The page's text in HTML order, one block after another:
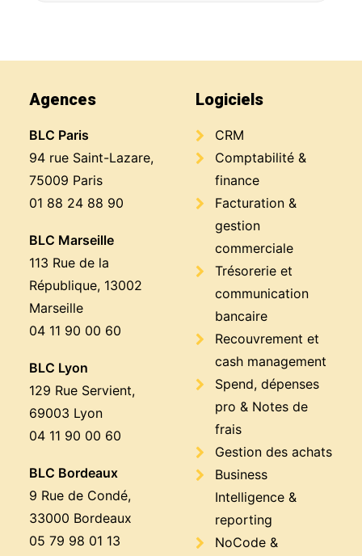
Agences
BLC Paris
94 rue Saint-Lazare,
75009 Paris
01 88 24 88 90
BLC Marseille
113 Rue de la
République, 13002
Marseille
04 11 90 00 60
BLC Lyon
129 Rue Servient,
69003 Lyon
04 11 90 00 60
BLC Bordeaux
9 Rue de Condé,
33000 Bordeaux
05 79 98 01 13
Logiciels
CRM
Comptabilité &
finance
Facturation &
gestion
commerciale
Trésorerie et
communication
bancaire
Recouvrement et
cash management
Spend, dépenses
pro & Notes de
frais
Gestion des achats
Business
Intelligence &
reporting
NoCode &